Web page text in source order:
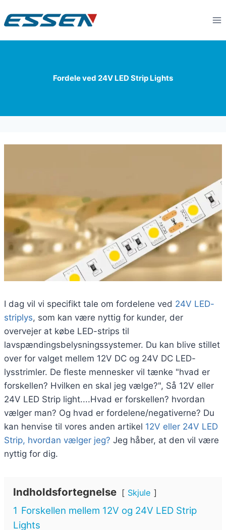
Fordele ved 24V LED Strip Lights
I dag vil vi specifikt tale om fordelene ved 24V LED-
striplys, som kan være nyttig for kunder, der
overvejer at købe LED-strips til
lavspændingsbelysningssystemer. Du kan blive stillet
over for valget mellem 12V DC og 24V DC LED-
lysstrimler. De fleste mennesker vil tænke "hvad er
forskellen? Hvilken en skal jeg vælge?", Så 12V eller
24V LED Strip light....Hvad er forskellen? hvordan
vælger man? Og hvad er fordelene/negativerne? Du
kan henvise til vores anden artikel 12V eller 24V LED
Strip, hvordan vælger jeg? Jeg håber, at den vil være
nyttig for dig.
Indholdsfortegnelse Skjule
1 Forskellen mellem 12V og 24V LED Strip
Lights